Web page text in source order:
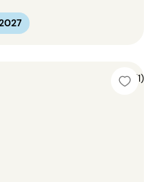
4 (1)